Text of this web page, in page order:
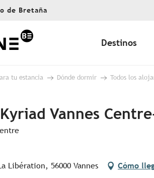
de Bretaña
Destinos
tu estancia Dónde dormir Todos los
Vannes
Libération, 56000 Vannes Cómo